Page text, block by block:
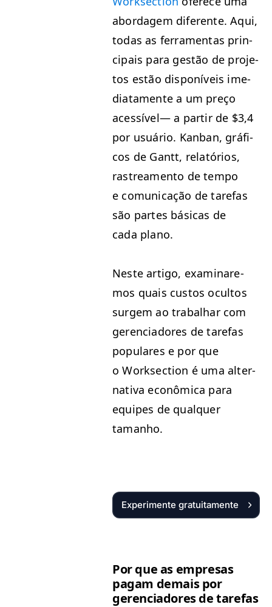
abor­dagem difer­ente. Aqui,
todas as fer­ra­men­tas prin­
ci­pais para gestão de pro­je­
tos estão disponíveis ime­
di­ata­mente a um preço
acessív­el— a par­tir de $3,4
por usuário. Kan­ban, grá­fi­
cos de Gantt, relatórios,
ras­trea­men­to de tem­po
e comu­ni­cação de tare­fas
são partes bási­cas de
cada plano.
Neste arti­go, exam­inare­
mos quais cus­tos ocul­tos
surgem ao tra­bal­har com
geren­ci­adores de tare­fas
pop­u­lares e por que
o Work­sec­tion é uma alter­
na­ti­va econômi­ca para
equipes de qual­quer
tamanho.
Experimente gratuitamente
Por que as empre­sas
pagam demais por
geren­ci­adores de tarefas